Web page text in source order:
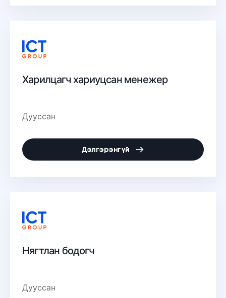
Харилцагч хариуцсан менежер
Дууссан
Дэлгэрэнгүй
Нягтлан бодогч
Дууссан